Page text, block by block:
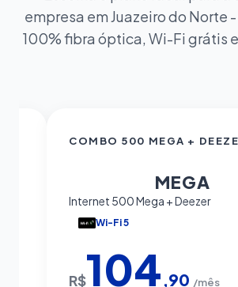
empresa em Juazeiro do Norte
100% fibra óptica, Wi-Fi grátis
COMBO 500 MEGA +
MEGA
Internet 500 Mega + Deezer
Wi-Fi 5
R$104 ,90 /mês